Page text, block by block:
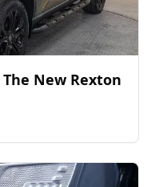
The New Rexton